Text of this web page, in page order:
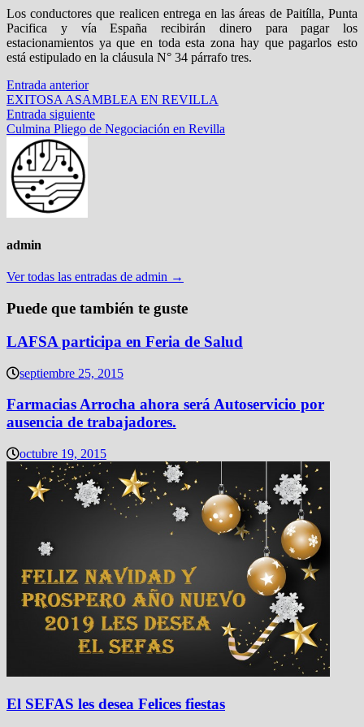
Los conductores que realicen entrega en las áreas de Paitílla, Punta
Pacifica y vía España recibirán dinero para pagar los
estacionamientos ya que en toda esta zona hay que pagarlos esto
está estipulado en la cláusula N° 34 párrafo tres.
Navegación
de
entradas
Entrada anteriorEntrada
anterior:
EXITOSA ASAMBLEA EN REVILLA
Entrada siguienteEntrada
siguiente:
Culmina Pliego de Negociación en Revilla
admin
Ver todas las entradas de admin →
Puede que también te guste
LAFSA participa en Feria de Salud
septiembre 25, 2015
Farmacias Arrocha ahora será Autoservicio por
ausencia de trabajadores.
octubre 19, 2015
El SEFAS les desea Felices fiestas